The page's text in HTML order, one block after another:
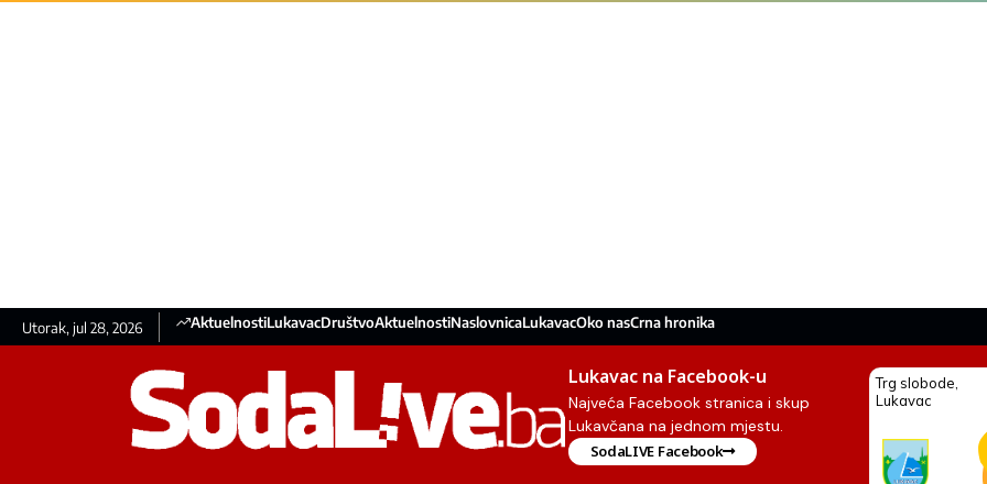
Utorak, jul 28, 2026 AktuelnostiLukavacDruštvoAktuelnostiNaslovnicaLukavacOko nasCrna hronika
Lukavac na Facebook-u
Najveća Facebook stranica i skup
Lukavčana na jednom mjestu.
SodaLIVE Facebook